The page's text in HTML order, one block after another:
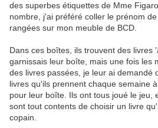
des superbes étiquettes de Mme
nombre, j'ai préféré coller le prénom
rangées sur mon meuble de BCD.
Dans ces boîtes, ils trouvent des livres
garnissais leur boîte, mais une fois les
des livres passées, je leur ai demandé
livres qu'ils prennent chaque semaine
pour leur boîte. Ils ont tous joué le jeu,
sont tout contents de choisir un livre
copain.